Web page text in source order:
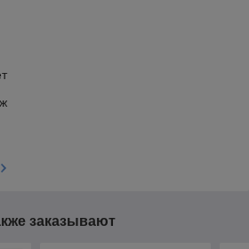
заказывают